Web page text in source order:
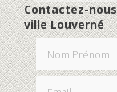
Contactez-
ville Louverné
Nom Prénom
Email